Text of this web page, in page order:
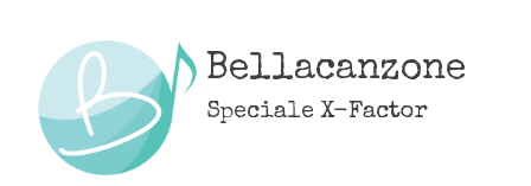
content
Bellacanzone
Speciale X-Factor